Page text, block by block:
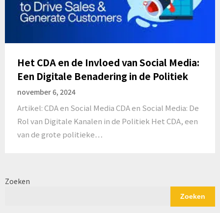
Het CDA en de Invloed van Social Media:
Een Digitale Benadering in de Politiek
november 6, 2024
Artikel: CDA en Social Media CDA en Social Media: De
Rol van Digitale Kanalen in de Politiek Het CDA, een
van de grote politieke…
Zoeken
Zoeken